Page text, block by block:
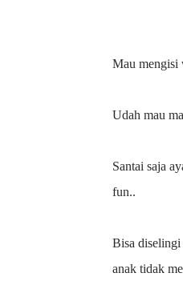
Mau mengisi
Udah mau
Santai saja
fun..
Bisa diselingi
anak tidak